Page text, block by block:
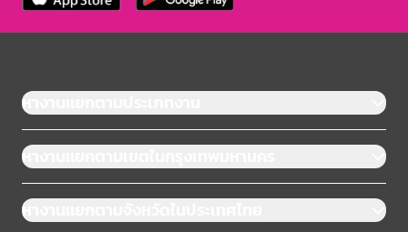
หางานแยกตามประเภทงาน
หางานแยกตามเขตในกรุงเทพมหานคร
หางานแยกตามจังหวัดในประเทศไทย